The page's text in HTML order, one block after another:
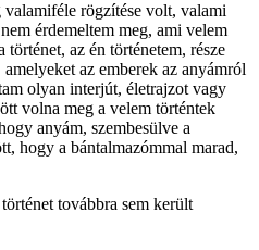
valamiféle rögzítése volt, valami
érdemeltem meg, ami velem
az én történetem, része
az emberek az anyámról
olyan interjút, életrajzot vagy
volna meg a velem történtek
anyám, szembesülve a
hogy a bántalmazómmal marad,
továbbra sem került